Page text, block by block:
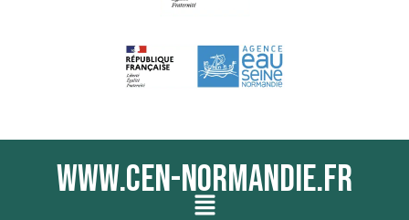
www.cen-normandie.fr
Menu